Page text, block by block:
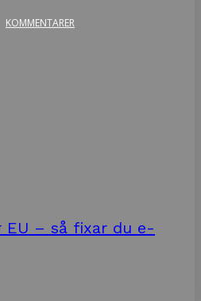
KOMMENTARER
– så fixar du e-